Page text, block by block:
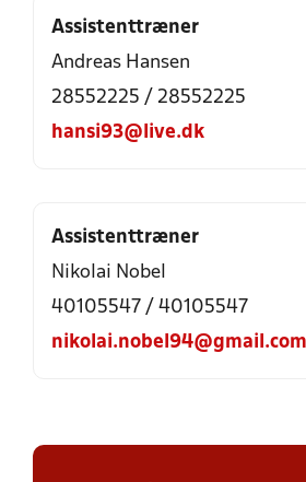
Assistenttræner
Andreas Hansen
28552225 / 28552225
hansi93@live.dk
Assistenttræner
Nikolai Nobel
40105547 / 40105547
nikolai.nobel94@gmail.com